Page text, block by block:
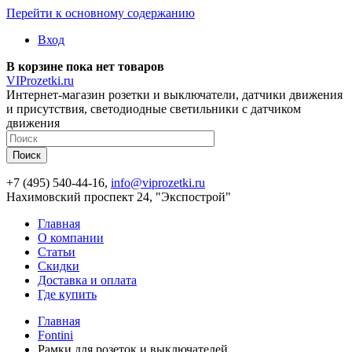
Перейти к основному содержанию
Вход
В корзине пока нет товаров
VIProzetki.ru
Интернет-магазин розетки и выключатели, датчики движения
и присутствия, светодиодные светильники с датчиком
движения
+7 (495) 540-44-16, info@viprozetki.ru
Нахимовский проспект 24, "Экспострой"
Главная
О компании
Статьи
Скидки
Доставка и оплата
Где купить
Главная
Fontini
Рамки для розеток и выключателей